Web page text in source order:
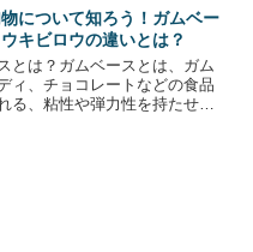
食品添加物としての役割が非
す。ガムベースは...
について知ろう！ガムベー
キビロウの違いとは？
とは？ガムベースとは、ガム
ィ、チョコレートなどの食品
る、粘性や弾力性を持たせる